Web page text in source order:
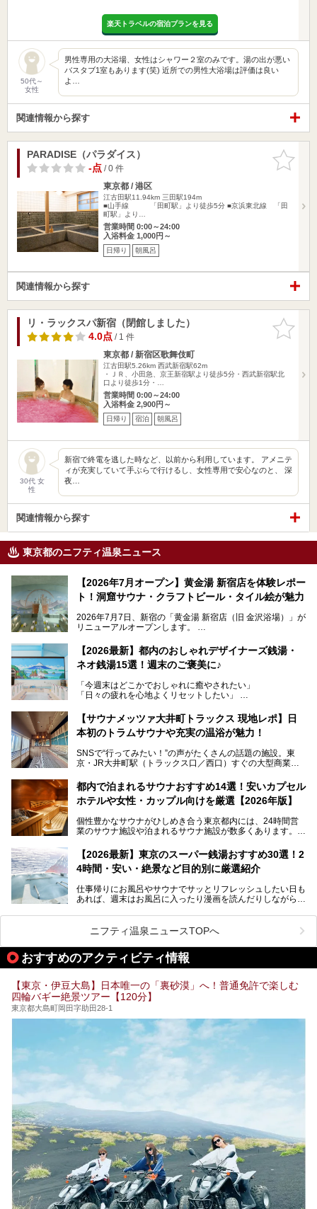
楽天トラベルの宿泊プランを見る
50代～
女性
男性専用の大浴場、女性はシャワー２室のみです。湯の出が悪い
バスタブ1室もあります(笑) 近所での男性大浴場は評価は良い
よ…
関連情報から探す
お気に入
りに追加
PARADISE（パラダイス）
-点/ 0 件
東京都 / 港区
江古田駅11.94km 三田駅194m
■山手線 「田町駅」より徒歩5分 ■京浜東北線 「田
町駅」より…
営業時間 0:00～24:00
入浴料金 1,000円～
日帰り 朝風呂
関連情報から探す
お気に入
りに追加
リ・ラックスパ新宿（閉館しました）
4.0点/ 1 件
東京都 / 新宿区歌舞伎町
江古田駅5.26km 西武新宿駅62m
・ＪＲ、小田急、京王新宿駅より徒歩5分・西武新宿駅北
口より徒歩1分・…
営業時間 0:00～24:00
入浴料金 2,900円～
日帰り 宿泊 朝風呂
30代 女
性
新宿で終電を逃した時など、以前から利用しています。 アメニテ
ィが充実していて手ぶらで行けるし、女性専用で安心なのと、 深
夜…
関連情報から探す
東京都のニフティ温泉ニュース
【2026年7月オープン】黄金湯 新宿店を体験レポー
ト！洞窟サウナ・クラフトビール・タイル絵が魅力
2026年7月7日、新宿の「黄金湯 新宿店（旧 金沢浴場）」が
リニューアルオープンします。
レトロでノスタルジックなタイル絵はそのまま、昔からここ
を知る地元の人にも、新しく足を運んでくれる人にも愛され
る、今の時代の"銭湯"として生まれ変わりました。洞窟のよ
ビアバーなど、新しく登場したスポットも併せて紹介しま
す。充実した設備があるのに、基本の入浴料が銭湯価格の5
【2026最新】都内のおしゃれデザイナーズ銭湯・
ネオ銭湯15選！週末のご褒美に♪
「今週末はどこかでおしゃれに癒やされたい」
「日々の疲れを心地よくリセットしたい」
となっている新しいスタイルの銭湯です。
最近、SNSやメディアで「デザイナーズ銭湯」や「ネオ銭
本記事では、そもそもこれらがどんな銭湯なのか、その気に
いおしゃれな名店15選を、おすすめの順番で一挙にご紹介
します。
【サウナメッツァ大井町トラックス 現地レポ】日
本初のトラムサウナや充実の温浴が魅力！
SNSで“行ってみたい！”の声がたくさんの話題の施設。東
京・JR大井町駅（トラックス口／西口）すぐの大型商業施
ツァ大井町トラックス」がニューオープン。施設の様子をレ
ポ―トします。
都内で泊まれるサウナおすすめ14選！安いカプセル
ホテルや女性・カップル向けを厳選【2026年版】
個性豊かなサウナがひしめき合う東京都内には、24時間営
業のサウナ施設や泊まれるサウナ施設が数多くあります。
を旅の目的とする「サ旅」や自分へのご褒美のための宿泊な
ど、自分の好きなタイミングで好きなだけサ活ができるのが
魅力です。
最近では、男性専用施設だけでなく、カップルや女性に嬉し
い個室サウナも増えてきました。
ら、特におすすめしたい施設14選をご紹介します。
してみてください。
【2026最新】東京のスーパー銭湯おすすめ30選！2
4時間・安い・絶景など目的別に厳選紹介
仕事帰りにお風呂やサウナでサッとリフレッシュしたい日も
あれば、週末はお風呂に入ったり漫画を読んだりしながら一
また、終電を逃してしまい、「このまま朝までゆっくりでき
る場所があれば」と探した経験がある人も多いのではないで
しょうか。
そこで本記事では、東京でおすすめのスーパー銭湯を、目的
24時間営業で宿泊できる施設や、1,000円以下で楽しめる安
い施設、デートや休日レジャーにもぴったりなエンタメ要素
が充実した施設など、利用のシーンに合わせて参考にしてく
ださい。
ニフティ温泉ニュースTOPへ
おすすめのアクティビティ情報
【東京・伊豆大島】日本唯一の「裏砂漠」へ！普通免許で楽しむ
四輪バギー絶景ツアー【120分】
東京都大島町岡田字助田28-1